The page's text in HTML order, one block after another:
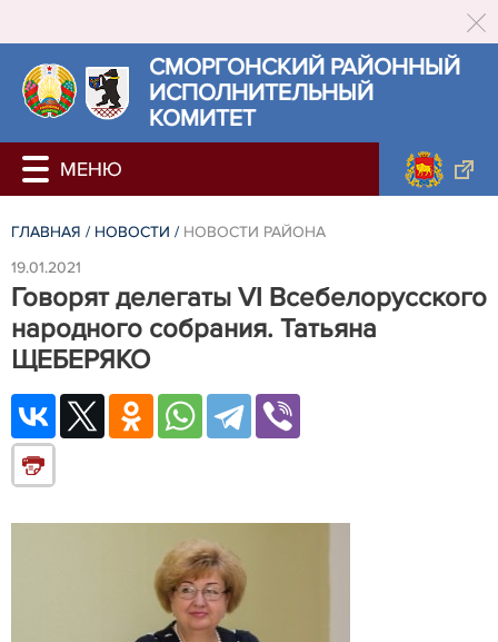
СМОРГОНСКИЙ РАЙОННЫЙ
ИСПОЛНИТЕЛЬНЫЙ
КОМИТЕТ
ГЛАВНАЯ / НОВОСТИ / НОВОСТИ РАЙОНА
19.01.2021
Говорят делегаты VI Всебелорусского
народного собрания. Татьяна
ЩЕБЕРЯКО